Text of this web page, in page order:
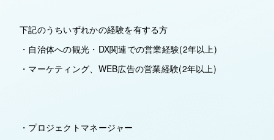
下記のうちいずれかの経験を有する方
・自治体への観光・DX関連での営業経験(2年以上)
・マーケティング、WEB広告の営業経験(2年以上)
・プロジェクトマネージャー